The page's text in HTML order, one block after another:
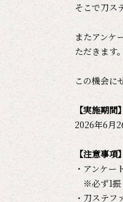
そこで刀ス
またアンケ
ただきます。
この機会に
【実施期間】
2026年6月
【注意事項】
・アンケー
※必ず1振
・刀ステフ